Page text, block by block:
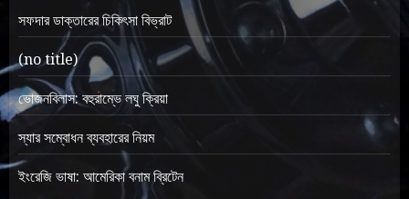
সফদার ডাক্তারের চিকিৎসা বিভ্রাট
(no title)
ভোজনবিলাস: বহুরাম্ভে লঘু ক্রিয়া
স্যার সম্বোধন ব্যবহারের নিয়ম
ইংরেজি ভাষা: আমেরিকা বনাম ব্রিটেন